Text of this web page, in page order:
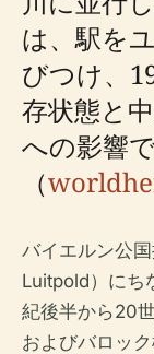
は、駅を
びつけ、
存状態と
への影響
（
バイエルン公
Luitpold）にち
紀後半から20
およびバロッ